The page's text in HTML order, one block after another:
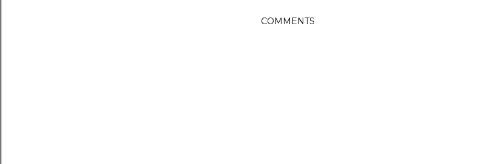
COMMENTS